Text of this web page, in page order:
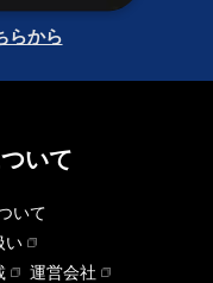
らから
いて
いて
い
運営会社